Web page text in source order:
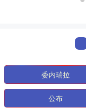
委内瑞拉
公布